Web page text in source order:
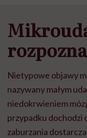
rozpozna
Nietypowe objawy
nazywany małym
niedokrwieniem mó
przypadku dochodzi
zaburzania